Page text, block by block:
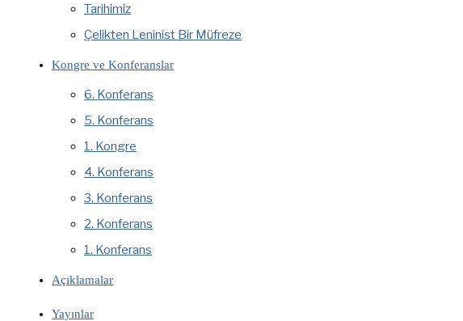
Tarihimiz
Çelikten Leninist Bir Müfreze
Kongre ve Konferanslar
6. Konferans
5. Konferans
1. Kongre
4. Konferans
3. Konferans
2. Konferans
1. Konferans
Açıklamalar
Yayınlar